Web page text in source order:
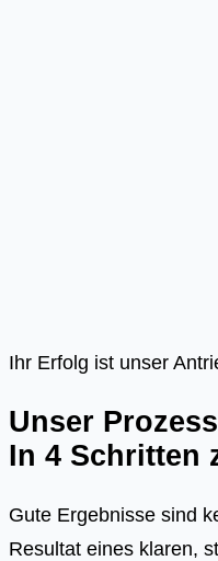
Ihr Erfolg ist unser
Unser
In 4 Schritten
Gute Ergebnisse sind
Resultat eines klaren,